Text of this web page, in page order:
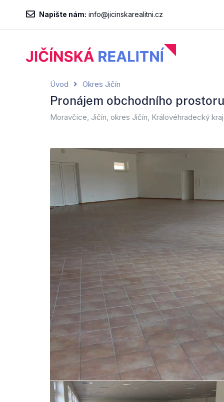
Napište nám: info@jicinskarealitni.cz
Úvod Okres Jičín
Pronájem obchodního
Moravčice, Jičín, okres Jičín, Královéhradecký